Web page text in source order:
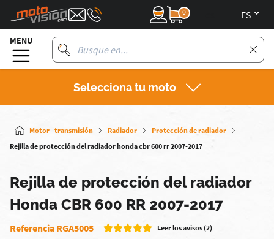
0
MENU
Selecciona tu moto
Motor - transmisión Radiador
Protección de radiador
Rejilla de protección del radiador honda cbr 600 rr 2007-2017
Rejilla de protección del radiador
Honda CBR 600 RR 2007-2017
Referencia RGA5005 Leer los avisos (2)